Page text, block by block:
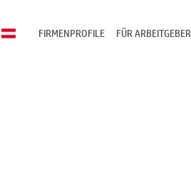
FÜR ARBEITGEBER
FIRMENPROFILE